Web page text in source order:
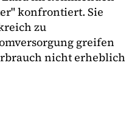
konfrontiert. Sie
zu
greifen
nicht erheblich